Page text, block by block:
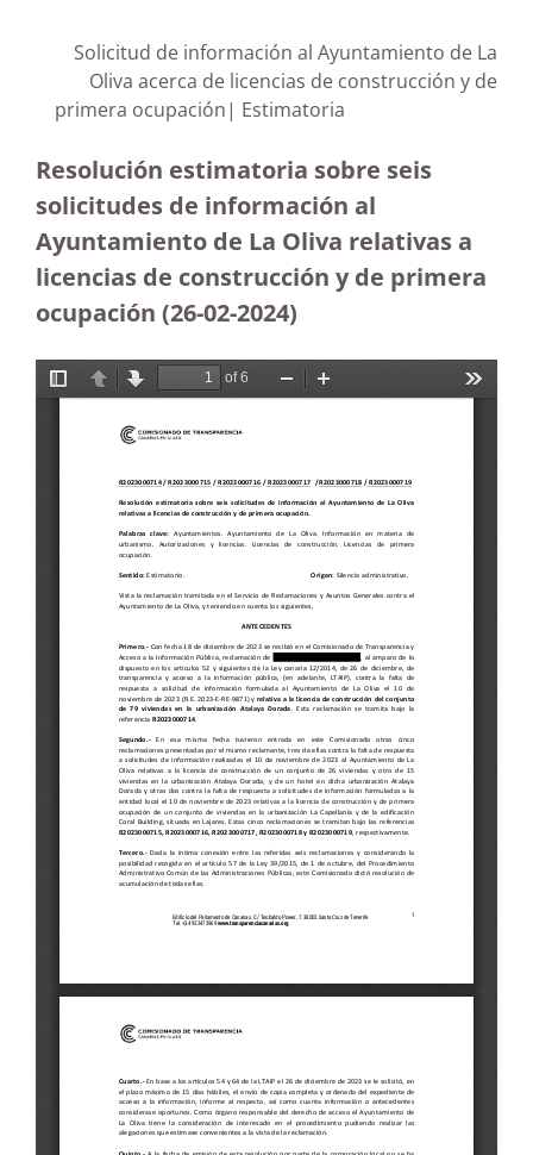
Solicitud de información al Ayuntamiento de La
Oliva acerca de licencias de construcción y de
primera ocupación| Estimatoria
Resolución estimatoria sobre seis
solicitudes de información al
Ayuntamiento de La Oliva relativas a
licencias de construcción y de primera
ocupación (26-02-2024)